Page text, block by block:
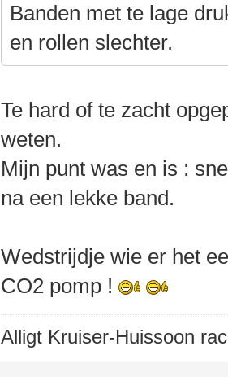
Banden met te lage
en rollen slechter.
Te hard of te zacht
weten.
Mijn punt was en is :
na een lekke band.
Wedstrijdje wie er het
CO2 pomp !
Alligt Kruiser-Huissoon